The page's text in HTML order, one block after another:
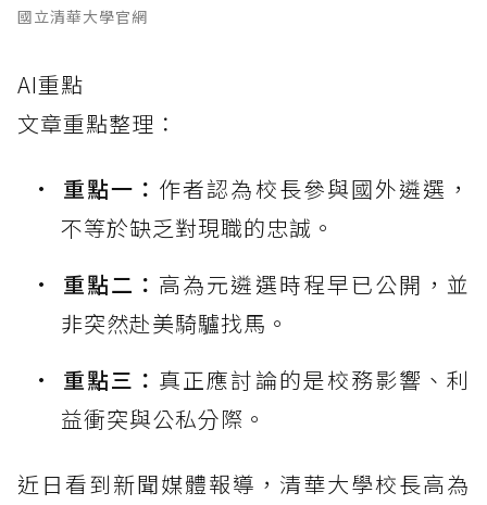
國立清華大學官網
AI重點
文章重點整理：
重點一： 作者認為校長參與國外遴選，
不等於缺乏對現職的忠誠。
重點二： 高為元遴選時程早已公開，並
非突然赴美騎驢找馬。
重點三： 真正應討論的是校務影響、利
益衝突與公私分際。
近日看到新聞媒體報導，清華大學校長高為